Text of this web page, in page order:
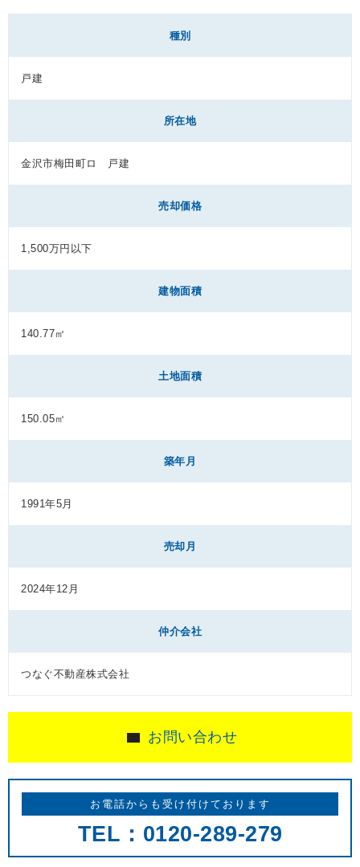
種別
戸建
所在地
金沢市梅田町ロ 戸建
売却価格
1,500万円以下
建物面積
140.77㎡
土地面積
150.05㎡
築年月
1991年5月
売却月
2024年12月
仲介会社
つなぐ不動産株式会社
お問い合わせ
お電話からも受け付けております
TEL：0120-289-279